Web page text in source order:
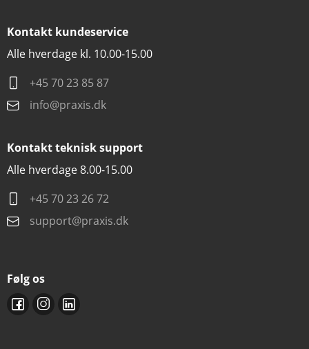
Kontakt kundeservice
Alle hverdage kl. 10.00-15.00
+45 70 23 85 87
info@praxis.dk
Kontakt teknisk support
Alle hverdage 8.00-15.00
+45 70 23 26 72
support@praxis.dk
Følg os